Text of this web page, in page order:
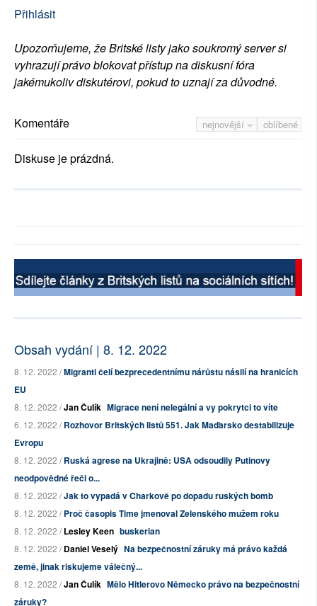
Přihlásit
Upozorňujeme, že Britské listy jako soukromý server si
vyhrazují právo blokovat přístup na diskusní fóra
jakémukoliv diskutérovi, pokud to uznají za důvodné.
nejnovější oblíbené
Komentáře
Diskuse je prázdná.
Obsah vydání | 8. 12. 2022
8. 12. 2022 /Migranti čelí bezprecedentnímu nárůstu násilí na hranicích
EU
8. 12. 2022 /Jan Čulík Migrace není nelegální a vy pokrytci to víte
6. 12. 2022 /Rozhovor Britských listů 551. Jak Maďarsko destabilizuje
Evropu
8. 12. 2022 /Ruská agrese na Ukrajině: USA odsoudily Putinovy
neodpovědné řeči o...
8. 12. 2022 /Jak to vypadá v Charkově po dopadu ruských bomb
8. 12. 2022 /Proč časopis Time jmenoval Zelenského mužem roku
8. 12. 2022 /Lesley Keen buskerian
8. 12. 2022 /Daniel Veselý Na bezpečnostní záruky má právo každá
země, jinak riskujeme válečný...
8. 12. 2022 /Jan Čulík Mělo Hitlerovo Německo právo na bezpečnostní
záruky?